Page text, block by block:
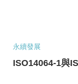
永續發展
ISO14064-1與